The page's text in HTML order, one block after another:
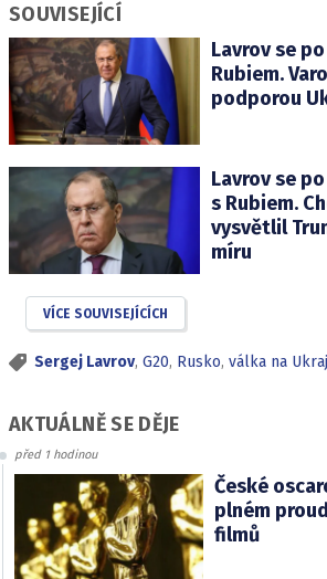
SOUVISEJÍCÍ
Lavrov se
Rubiem.
podporou
Lavrov se
s Rubiem.
vysvětlil
míru
VÍCE SOUVISEJÍCÍCH
Sergej Lavrov, G20, Rusko, válka na
AKTUÁLNĚ SE DĚJE
před 1 hodinou
České
plném
filmů